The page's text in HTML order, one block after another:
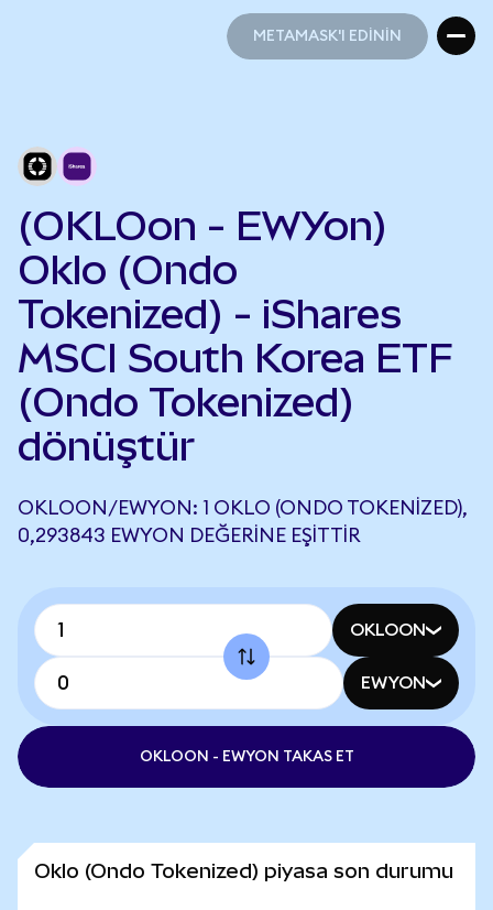
METAMASK'I EDİNİN
(OKLOon - EWYon)
Oklo (Ondo
Tokenized) - iShares
MSCI South Korea ETF
(Ondo Tokenized)
dönüştür
OKLOON/EWYON: 1 OKLO (ONDO TOKENIZED),
0,293843 EWYON DEĞERINE EŞITTIR
OKLOON
EWYON
OKLOON - EWYON TAKAS ET
Oklo (Ondo Tokenized) piyasa son durumu